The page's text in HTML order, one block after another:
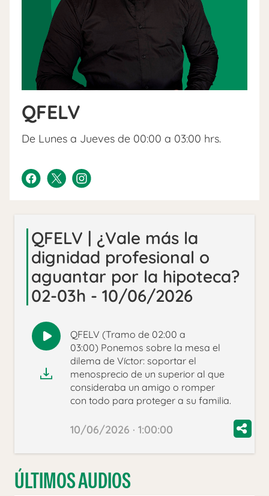
QFELV
De Lunes a Jueves de 00:00 a 03:00 hrs.
QFELV | ¿Vale más la
dignidad profesional o
aguantar por la hipoteca?
02-03h - 10/06/2026
Reproducir
audio
QFELV (Tramo de 02:00 a
03:00) Ponemos sobre la mesa el
dilema de Víctor: soportar el
menosprecio de un superior al que
consideraba un amigo o romper
con todo para proteger a su familia.
10/06/2026 · 1:00:00
ÚLTIMOS AUDIOS